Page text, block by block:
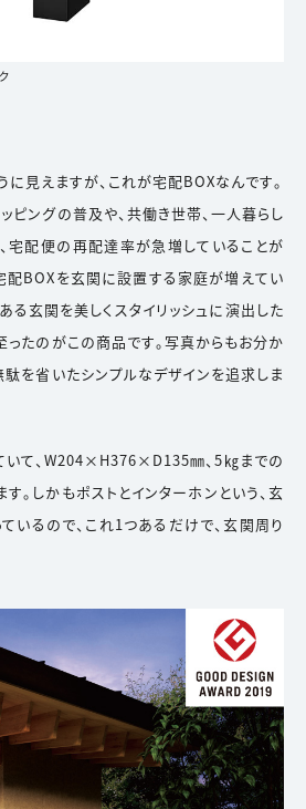
見えますが、これが宅配BOXなんです。
ピングの普及や、共働き世帯、一人暮らし
宅配便の再配達率が急増していることが
配BOXを玄関に設置する家庭が増えてい
る玄関を美しくスタイリッシュに演出した
ったのがこの商品です。写真からもお分か
駄を省いたシンプルなデザインを追求しま
いて、W204×H376×D135㎜、5㎏までの
。しかもポストとインターホンという、玄
いるので、これ1つあるだけで、玄関周り